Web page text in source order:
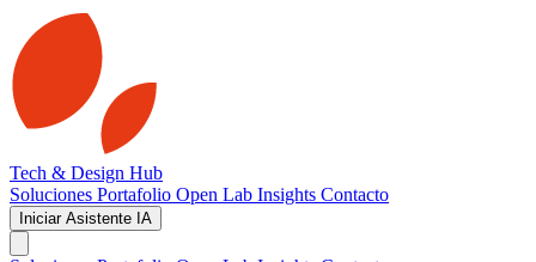
Tech & Design Hub
Soluciones Portafolio Open Lab Insights Contacto
Iniciar Asistente IA